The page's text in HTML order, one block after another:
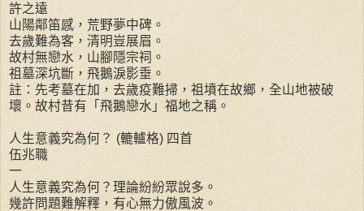
許之遠
山陽鄰笛感，荒野夢中碑。
去歲難為客，清明豈展眉。
故村無戀水，山腳隱宗祠。
祖墓深坑斷，飛鵝淚影垂。
註：先考墓在加，去歲疫難掃，祖墳在故鄉，全山地被破
壞。故村昔有「飛鵝戀水」福地之稱。
人生意義究為何？ (轆轤格) 四首
伍兆職
一
人生意義究為何？理論紛紛眾說多。
幾許問題難解釋，有心無力傲風波。